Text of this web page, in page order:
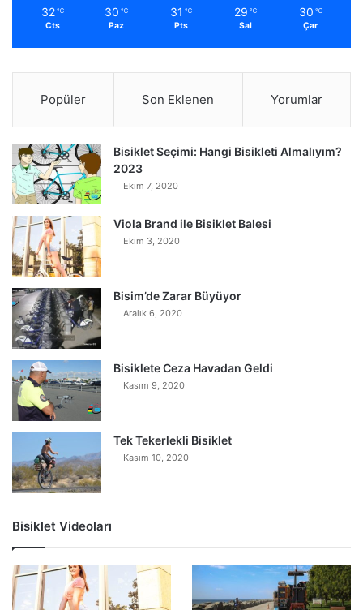
32 ℃
Cts
30 ℃
Paz
31 ℃
Pts
29 ℃
Sal
30 ℃
Çar
Popüler Son Eklenen Yorumlar
Bisiklet Seçimi: Hangi Bisikleti Almalıyım?
2023
Ekim 7, 2020
Viola Brand ile Bisiklet Balesi
Ekim 3, 2020
Bisim’de Zarar Büyüyor
Aralık 6, 2020
Bisiklete Ceza Havadan Geldi
Kasım 9, 2020
Tek Tekerlekli Bisiklet
Kasım 10, 2020
Bisiklet Videoları